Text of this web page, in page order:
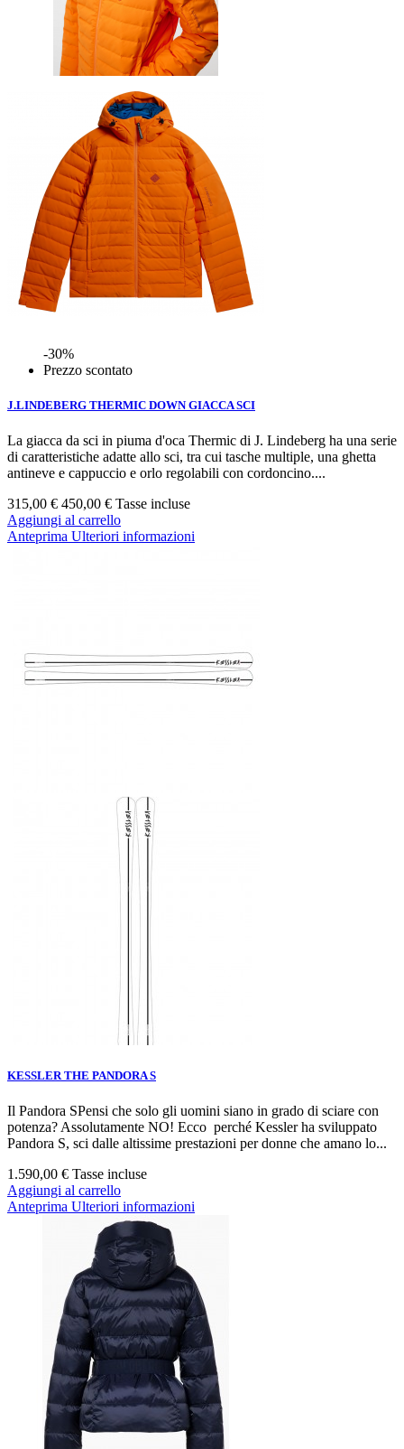
-30%
Prezzo scontato
J.LINDEBERG THERMIC DOWN GIACCA SCI
La giacca da sci in piuma d'oca Thermic di J. Lindeberg ha una serie
di caratteristiche adatte allo sci, tra cui tasche multiple, una ghetta
antineve e cappuccio e orlo regolabili con cordoncino....
315,00 € 450,00 € Tasse incluse
Aggiungi al carrello
Anteprima Ulteriori informazioni
KESSLER THE PANDORA S
Il Pandora SPensi che solo gli uomini siano in grado di sciare con
potenza? Assolutamente NO! Ecco perché Kessler ha sviluppato
Pandora S, sci dalle altissime prestazioni per donne che amano lo...
1.590,00 € Tasse incluse
Aggiungi al carrello
Anteprima Ulteriori informazioni